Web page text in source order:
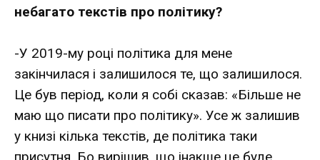
небагато текстів про політику?
-У 2019-му році політика для мене
закінчилася і залишилося те, що залишилося.
Це був період, коли я собі сказав: «Більше не
маю що писати про політику». Усе ж залишив
у книзі кілька текстів, де політика таки